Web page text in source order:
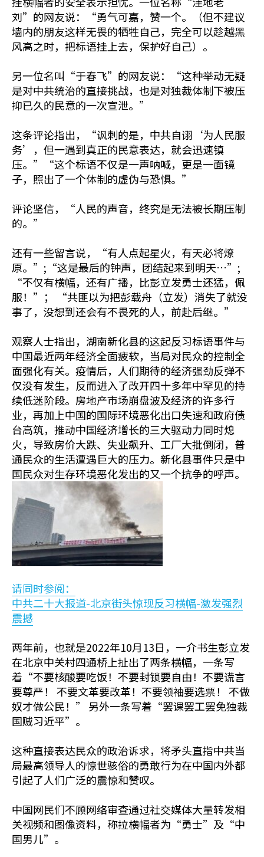
刘”的网友说：“勇气可嘉，赞一个。（但不建议
墙内的朋友这样无畏的牺牲自己，完全可以趁越黑
风高之时，把标语挂上去，保护好自己）。
另一位名叫“于春飞”的网友说：“这种举动无疑
是对中共统治的直接挑战，也是对独裁体制下被压
抑已久的民意的一次宣泄。”
这条评论指出，“讽刺的是，中共自诩‘为人民服
务’，但一遇到真正的民意表达，就会迅速镇
压。”“这个标语不仅是一声呐喊，更是一面镜
子，照出了一个体制的虚伪与恐惧。”
评论坚信，“人民的声音，终究是无法被长期压制
的。”
还有一些留言说，“有人点起星火，有天必将燎
原。”;“这是最后的钟声，团结起来到明天…”;
“不仅有横幅，还有广播，比彭立发勇士还猛，佩
服！”； “共匪以为把彭载舟（立发）消失了就没
事了，没想到还会有不畏死的人，前赴后继。”
观察人士指出，湖南新化县的这起反习标语事件与
中国最近两年经济全面疲软，当局对民众的控制全
面强化有关。疫情后，人们期待的经济强劲反弹不
仅没有发生，反而进入了改开四十多年中罕见的持
续低迷阶段。房地产市场崩盘波及经济的许多行
业，再加上中国的国际环境恶化出口失速和政府债
台高筑，推动中国经济增长的三大驱动力同时熄
火，导致房价大跌、失业飙升、工厂大批倒闭，普
通民众的生活遭遇巨大的压力。新化县事件只是中
国民众对生存环境恶化发出的又一个抗争的呼声。
请同时参阅：
中共二十大报道-北京街头惊现反习横幅-激发强烈
震撼
两年前，也就是2022年10月13日，一介书生彭立发
在北京中关村四通桥上扯出了两条横幅，一条写
着“不要核酸要吃饭！不要封锁要自由！不要谎言
要尊严！ 不要文革要改革！不要领袖要选票！ 不做
奴才做公民！” 另外一条写着“罢课罢工罢免独裁
国贼习近平”。
这种直接表达民众的政治诉求，将矛头直指中共当
局最高领导人的惊世骇俗的勇敢行为在中国内外都
引起了人们广泛的震惊和赞叹。
中国网民们不顾网络审查通过社交媒体大量转发相
关视频和图像资料，称拉横幅者为“勇士”及“中
国男儿”。